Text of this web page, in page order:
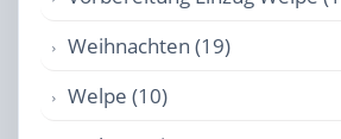
Weihnachten (19)
Welpe (10)